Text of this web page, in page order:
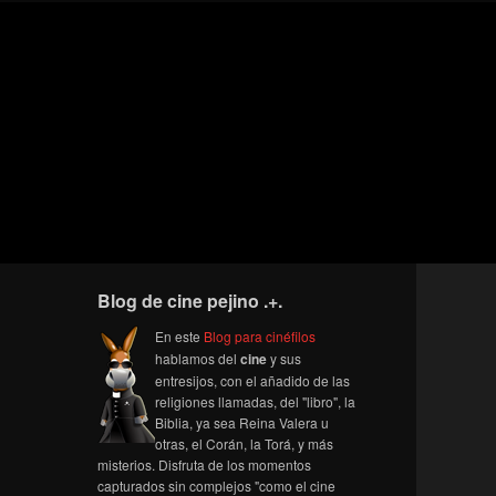
Blog de cine pejino .+.
En este Blog para cinéfilos
hablamos del ciney sus
entresijos, con el añadido de las
religiones llamadas, del "libro", la
Biblia, ya sea Reina Valera u
otras, el Corán, la Torá, y más
misterios. Disfruta de los momentos
capturados sin complejos "como el cine